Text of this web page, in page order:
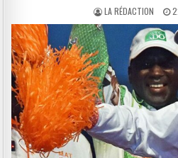
LA RÉDACTION